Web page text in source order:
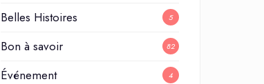
Belles Histoires 5
Bon à savoir 82
Événement 4